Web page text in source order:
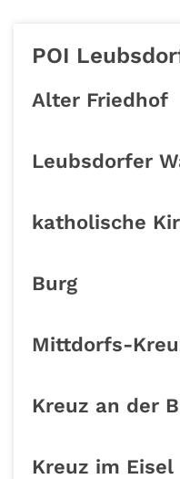
POI
Alter Friedhof
Leubsdorfer
katholische
Burg
Mittdorfs-
Kreuz an der
Kreuz im Eisel